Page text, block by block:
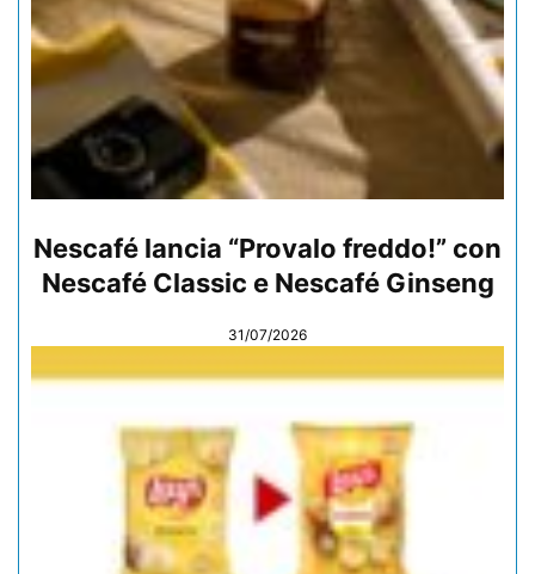
Nescafé lancia “Provalo freddo!” con
Nescafé Classic e Nescafé Ginseng
31/07/2026